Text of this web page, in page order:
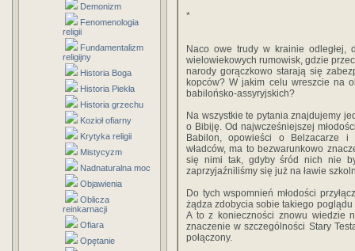
Demonizm
Fenomenologia
religii
Fundamentalizm
religijny
Historia Boga
Historia Piekła
Historia grzechu
Kozioł ofiarny
Krytyka religii
Mistycyzm
Nadnaturalna moc
Objawienia
Oblicza
reinkarnacji
Ofiara
Opętanie
*
Naco owe trudy w krainie odległej,
wielowiekowych rumowisk, gdzie
narody gorączkowo starają się
kopców? W jakim celu wreszcie na
babilońsko-assyryjskich?
Na wszystkie te pytania znajdujemy
o Bibiję. Od najwcześniejszej
Babilon, opowieści o Belzacarze i
władców, ma to bezwarunkowo
się nimi tak, gdyby śród nich nie
zaprzyjaźniliśmy się już na ławie
Do tych wspomnień młodości
żądza zdobycia sobie takiego
A to z konieczności znowu wiedzie
znaczenie w szczególności Stary
połączony.